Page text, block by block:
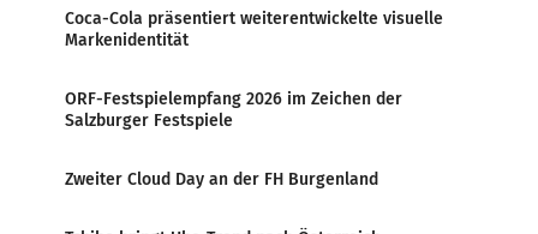
Coca-Cola präsentiert weiterentwickelte visuelle
Markenidentität
ORF-Festspielempfang 2026 im Zeichen der
Salzburger Festspiele
Zweiter Cloud Day an der FH Burgenland